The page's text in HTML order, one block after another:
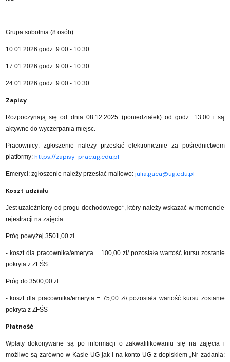
Grupa sobotnia (8 osób):
10.01.2026 godz. 9:00 - 10:30
17.01.2026 godz. 9:00 - 10:30
24.01.2026 godz. 9:00 - 10:30
Zapisy
Rozpoczynają się od dnia 08.12.2025 (poniedziałek) od godz. 13:00 i są
aktywne do wyczerpania miejsc.
Pracownicy: zgłoszenie należy przesłać elektronicznie za pośrednictwem
platformy: https://zapisy-prac.ug.edu.pl
Emeryci: zgłoszenie należy przesłać mailowo: julia.gaca@ug.edu.pl
Koszt udziału
Jest uzależniony od progu dochodowego*, który należy wskazać w momencie
rejestracji na zajęcia.
Próg powyżej 3501,00 zł
- koszt dla pracownika/emeryta = 100,00 zł/ pozostała wartość kursu zostanie
pokryta z ZFŚS
Próg do 3500,00 zł
- koszt dla pracownika/emeryta = 75,00 zł/ pozostała wartość kursu zostanie
pokryta z ZFŚS
Płatność
Wpłaty dokonywane są po informacji o zakwalifikowaniu się na zajęcia i
możliwe są zarówno w Kasie UG jak i na konto UG z dopiskiem „Nr zadania: